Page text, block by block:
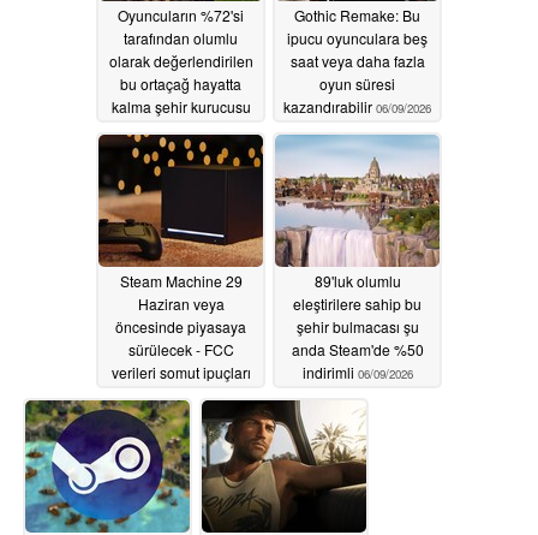
Oyuncuların %72'si
tarafından olumlu
olarak değerlendirilen
bu ortaçağ hayatta
kalma şehir kurucusu
Steam'de %80 indirimli
06/10/2026
Gothic Remake: Bu
ipucu oyunculara beş
saat veya daha fazla
oyun süresi
kazandırabilir 06/09/2026
Steam Machine 29
Haziran veya
öncesinde piyasaya
sürülecek - FCC
verileri somut ipuçları
sunuyor06/09/2026
89'luk olumlu
eleştirilere sahip bu
şehir bulmacası şu
anda Steam'de %50
indirimli 06/09/2026